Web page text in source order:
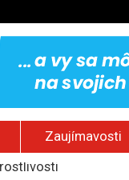
Zaujímavosti